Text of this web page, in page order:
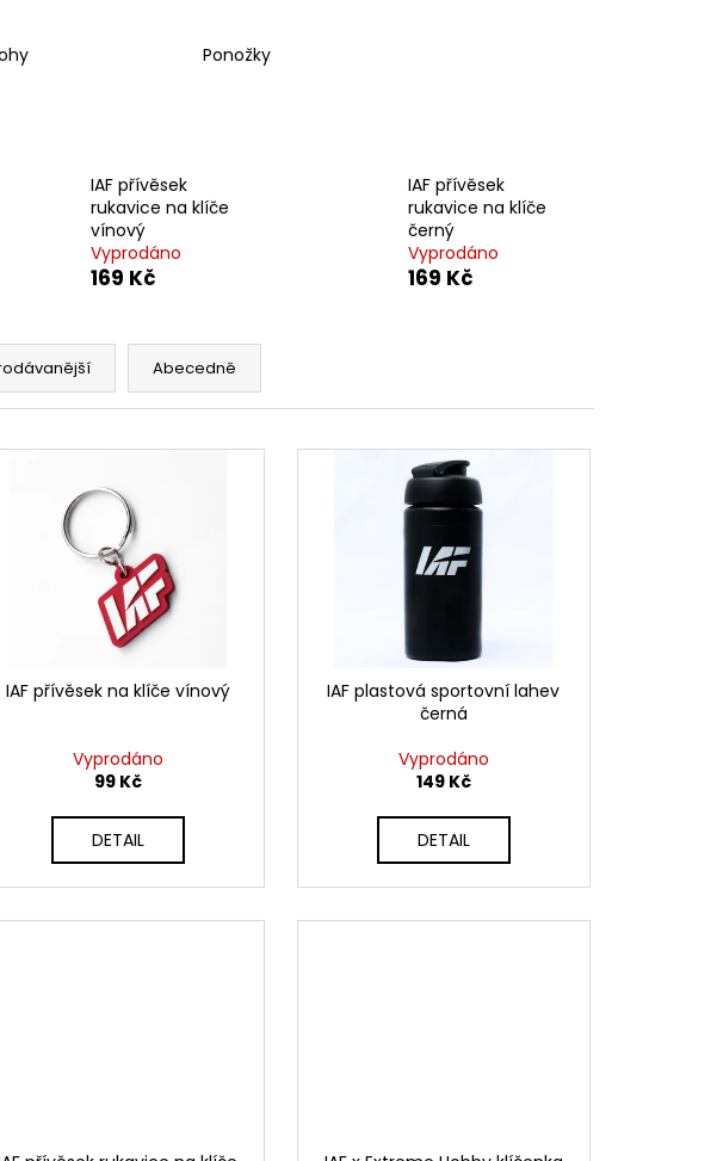
Ponožky
IAF přívěsek
rukavice na klíče
vínový
Vyprodáno
169 Kč
IAF přívěsek
rukavice na klíče
černý
Vyprodáno
169 Kč
Abecedně
IAF přívěsek na klíče vínový
Vyprodáno
99 Kč
DETAIL
IAF plastová sportovní lahev
černá
Vyprodáno
149 Kč
DETAIL